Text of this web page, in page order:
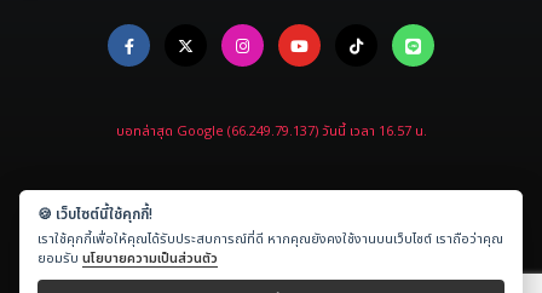
บอทล่าสุด Google (66.249.79.137) วันนี้ เวลา 16.57 น.
Copyright © 2021-2026ข่าวประชาสัมพันธ์.comAll rights reserved.
Powered by
🍪 เว็บไซต์นี้ใช้คุกกี้!
เราใช้คุกกี้เพื่อให้คุณได้รับประสบการณ์ที่ดี หากคุณยังคงใช้งานบนเว็บไซต์ เราถือว่าคุณ
ยอมรับ นโยบายความเป็นส่วนตัว